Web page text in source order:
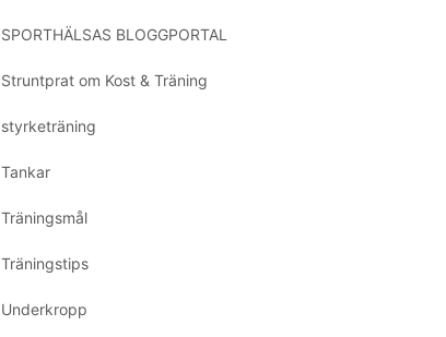
SPORTHÄLSAS BLOGGPORTAL
Struntprat om Kost & Träning
styrketräning
Tankar
Träningsmål
Träningstips
Underkropp